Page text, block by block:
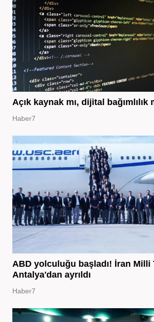
Açık kaynak mı, dijital bağımlılık
Haber7
ABD yolculuğu başladı! İran Milli
Antalya'dan ayrıldı
Haber7